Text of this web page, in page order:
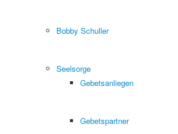
Bobby Schuller
Seelsorge
Gebetsanliegen
Gebetspartner